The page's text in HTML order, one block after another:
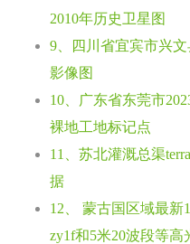
2010年历史卫星图
9、四川省宜宾市兴
影像图
10、广东省东莞市
裸地工地标记点
11、苏北灌溉总渠
据
12、 蒙古国区域最新
zy1f和5米20波段等